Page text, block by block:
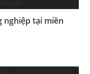
nghiệp tại miền